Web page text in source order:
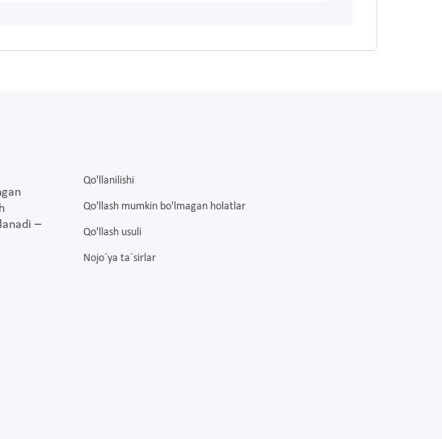
–
Qo'llanilishi
Qo'llash mumkin bo'lmagan holatlar
Qo'llash usuli
Nojo´ya ta´sirlar